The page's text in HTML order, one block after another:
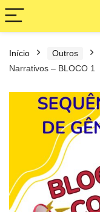
Início Outros
Narrativos – BLOCO 1